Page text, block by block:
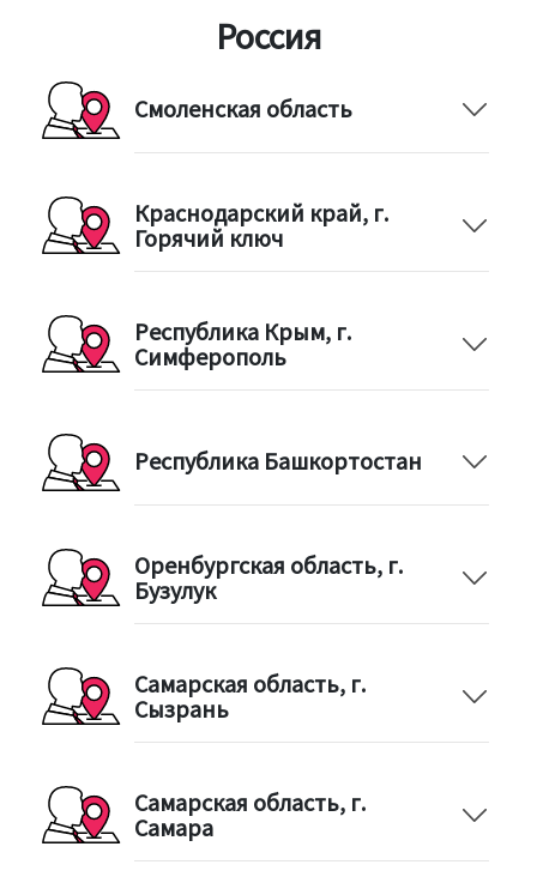
Россия
Смоленская область
Краснодарский край, г.
Горячий ключ
Республика Крым, г.
Симферополь
Республика Башкортостан
Оренбургская область, г.
Бузулук
Самарская область, г.
Сызрань
Самарская область, г.
Самара